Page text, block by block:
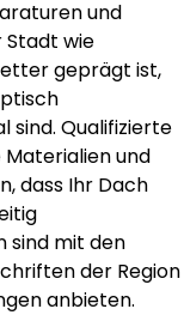
und
Stadt wie
geprägt ist,
sind. Qualifizierte
und
dass Ihr Dach
sind mit den
der Region
anbieten.